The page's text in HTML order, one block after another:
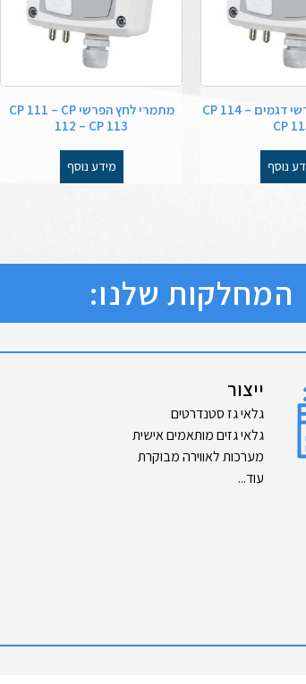
מתמר לחץ הפרשי דגמים CP 114 –
CP
נוסף
מתמרי לחץ הפרשי CP 111 – CP
112 – CP 113
מידע נוסף
המחלקות שלנו:
ייצור
גלאי גז סטנדרטים
גלאי גזים מותאמים אישית
מערכות לאווירה מבוקרת
עוד...